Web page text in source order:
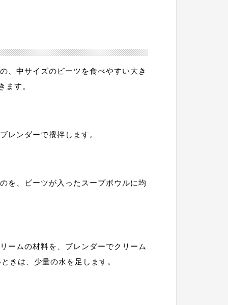
、中サイズのビーツを食べやすい大き
ます。
レンダーで攪拌します。
を、ビーツが入ったスープボウルに均
ームの材料を、ブレンダーでクリーム
きは、少量の水を足します。